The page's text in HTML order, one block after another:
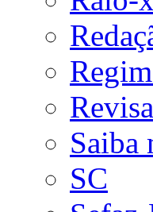
Saiba
SC